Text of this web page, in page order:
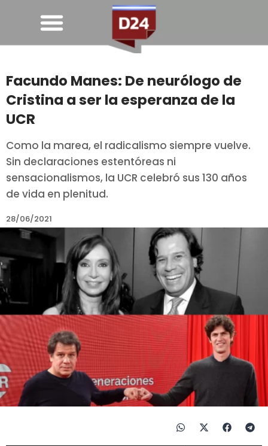
Facundo Manes: De neurólogo de
Cristina a ser la esperanza de la
UCR
Como la marea, el radicalismo siempre vuelve.
Sin declaraciones estentóreas ni
sensacionalismos, la UCR celebró sus 130 años
de vida en plenitud.
28/06/2021